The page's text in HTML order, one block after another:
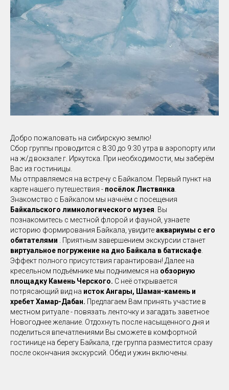
Добро пожаловать на сибирскую землю!
Сбор группы проводится с 8:30 до 9:30 утра в аэропорту или
на ж/д вокзале г. Иркутска. При необходимости, мы заберём
Вас из гостиницы.
Мы отправляемся на встречу с Байкалом. Первый пункт на
карте нашего путешествия - посёлок Листвянка
Знакомство с Байкалом мы начнём с посещения
Байкальского лимнологического музея . Вы
познакомитесь с местной флорой и фауной, узнаете
историю формирования Байкала, увидитеаквариумы с его
обитателями . Приятным завершением экскурсии станет
виртуальное погружение на дно Байкала в батискафе
Эффект полного присутствия гарантирован! Далее на
кресельном подъёмнике мы поднимемся на обзорную
площадку Камень Черского. С неё открывается
потрясающий вид на исток Ангары, Шаман-камень и
хребет Хамар-Дабан. Предлагаем Вам принять участие в
местном ритуале - повязать ленточку и загадать заветное
Новогоднее желание. Отдохнуть после насыщенного дня и
поделиться впечатлениями Вы сможете в комфортной
гостинице на берегу Байкала, где группа разместится сразу
после окончания экскурсий. Обед и ужин включены.